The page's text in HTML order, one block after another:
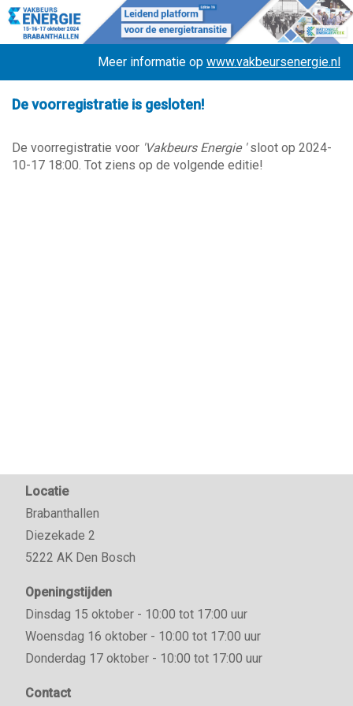
Meer informatie op www.vakbeursenergie.nl
De voorregistratie is gesloten!
De voorregistratie voor 'Vakbeurs Energie ' sloot op 2024-
10-17 18:00. Tot ziens op de volgende editie!
Locatie
Brabanthallen
Diezekade 2
5222 AK Den Bosch
Openingstijden
Dinsdag 15 oktober - 10:00 tot 17:00 uur
Woensdag 16 oktober - 10:00 tot 17:00 uur
Donderdag 17 oktober - 10:00 tot 17:00 uur
Contact